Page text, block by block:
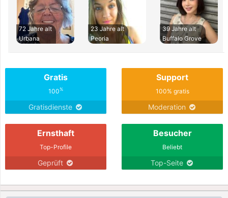
72 Jahre alt
Urbana
23 Jahre alt
Peoria
39 Jahre alt
Buffalo Grove
Gratis
100%
Gratisdienste
Support
100% gratis
Moderation
Ernsthaft
Top-Profile
Geprüft
Besucher
Beliebt
Top-Seite